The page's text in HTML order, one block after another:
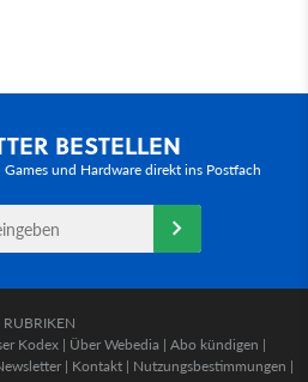
BESTELLEN
und Hardware direkt ins Postfach
RUBRIKEN
Kodex | Über Webedia | Abo kündigen |
| Kontakt | Nutzungsbestimmungen |